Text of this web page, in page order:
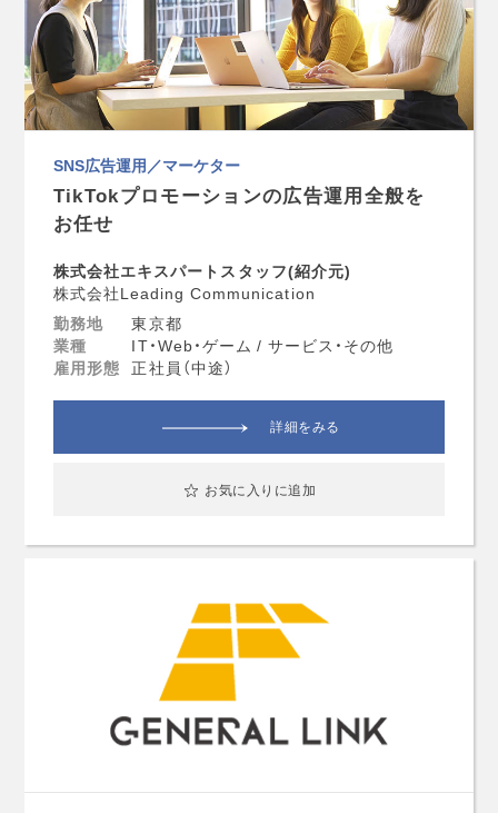
SNS広告運用／マーケター
TikTokプロモーションの広告運用全般を
お任せ
株式会社エキスパートスタッフ(紹介元)
株式会社Leading Communication
勤務地
東京都
業種
IT・Web・ゲーム / サービス・その他
雇用形態 正社員（中途）
詳細をみる
お気に入りに追加